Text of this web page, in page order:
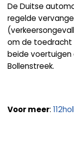
De Duitse
regelde
om de toedracht
beide voertuigen
Bollenstreek.
Voor meer: